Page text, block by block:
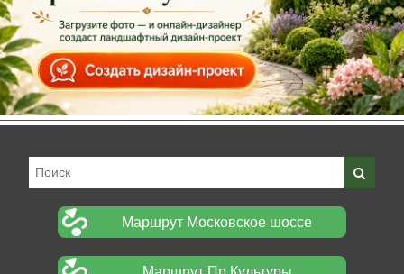
Маршрут Московское шоссе